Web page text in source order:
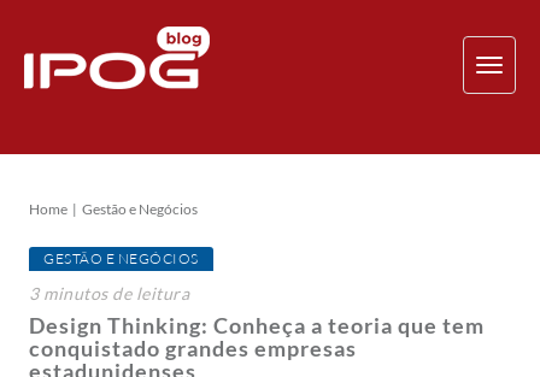
Home Gestão e Negócios
GESTÃO E NEGÓCIOS
3 minutosde leitura
Design Thinking: Conheça a teoria que tem
conquistado grandes empresas
estadunidenses